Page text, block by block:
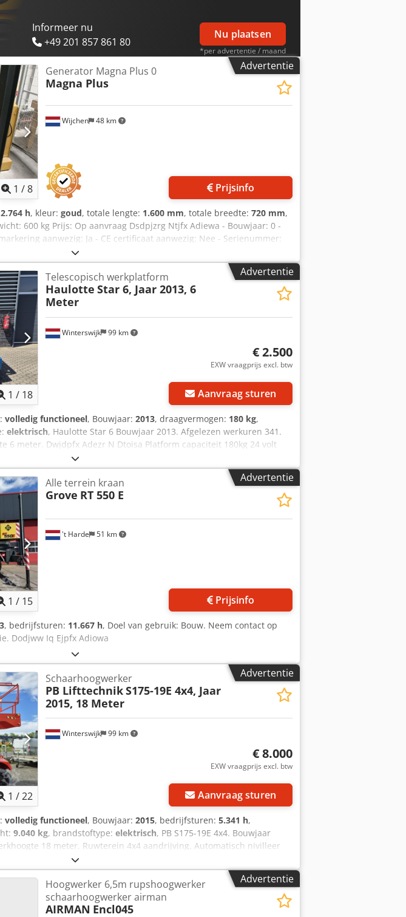
Informeer nu
+49 201 857 861 80
Nu plaatsen
*per advertentie / maand
Advertentie
1 /8
Wijchen 48 km
Generator Magna Plus 0
Magna Plus
Prijsinfo
2.764 h, kleur: goud, totale lengte: 1.600 mm, totale breedte: 720 mm,
600 kg Prijs: Op aanvraag Dsdpjzrg Ntjfx Adiewa - Bouwjaar: 0 -
aanwezig: Ja - CE certificaat aanwezig: Nee - Serienummer:
1600mm x 720mm x 1300mm (l x b x h) -
[st.]: 1 Financiële informatie BTW: De getoonde prijs is
voor ondernemers Levering en inruil altijd mogelijk van
van Rossum
Advertentie
1 / 18
Winterswijk 99 km
Telescopisch werkplatform
Haulotte Star 6, Jaar 2013, 6
Meter
€ 2.500
EXW vraagprijs excl. btw
Aanvraag sturen
volledig functioneel, Bouwjaar: 2013, draagvermogen: 180 kg,
elektrisch, Haulotte Star 6 Bouwjaar 2013. Afgelezen werkuren 341.
6 meter. Dwjdpfx Adezr N Dtoisa Platform capaciteit 180kg 24 volt
Prijs netto +21% btw of netto export. Wij staan open voor uw
Wir sprechen Deutsch. We speak Englisch. Our general terms and
Machines are sold EX Works Winterswijk(NL) in as-is condition!Advertentie
1 / 15
't Harde 51 km
Alle terrein kraan
Grove RT 550 E
Prijsinfo
, bedrijfsturen: 11.667 h, Doel van gebruik: Bouw. Neem contact op
Dodjww Iq Ejpfx Adiowa
Advertentie
1 /22
Winterswijk 99 km
Schaarhoogwerker
PB LifttechnikS175-19E 4x4, Jaar
2015, 18 Meter
€ 8.000
EXW vraagprijs excl. btw
Aanvraag sturen
volledig functioneel, Bouwjaar: 2015, bedrijfsturen: 5.341 h,
9.040 kg, brandstoftype: elektrisch, PB S175-19E 4x4. Bouwjaar
18 meter. Ruwterein 4x4 aandrijving. Automatisch nivilleer
is in goed werkende staat. Video van machine ook via
btw of netto export. Wij staan open voor uw prijsvoorstel! We
van bouwjaar 2014 en 3050 uren beschikbaar in de kleur blauw.
Wir sprechen Deutsch. We speak Englisch. Dsdszrntyepfx Adiewa
to all transactions! Machines are sold EX Works Winterswijk(NL) in
Advertentie
Hoogwerker 6,5m rupshoogwerker
schaarhoogwerker airman
AIRMAN Encl045